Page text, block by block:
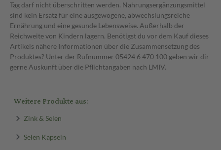
Tag darf nicht überschritten werden. Nahrungsergänzungsmittel
sind kein Ersatz für eine ausgewogene, abwechslungsreiche
Ernährung und eine gesunde Lebensweise. Außerhalb der
Reichweite von Kindern lagern. Benötigst du vor dem Kauf dieses
Artikels nähere Informationen über die Zusammensetzung des
Produktes? Unter der Rufnummer 05424 6 470 100 geben wir dir
gerne Auskunft über die Pflichtangaben nach LMIV.
Weitere Produkte aus:
Zink & Selen
Selen Kapseln